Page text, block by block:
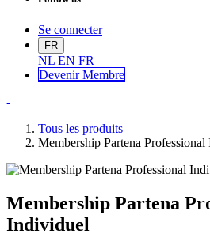
Se connecter
FR
NL EN FR
Devenir Membre
-
Tous les produits
Membership Partena
Membership Partena
Individuel